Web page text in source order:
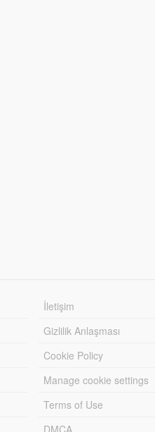
İletişim
Gizlilik Anlaşması
Cookie Policy
Manage cookie settings
Terms of Use
DMCA